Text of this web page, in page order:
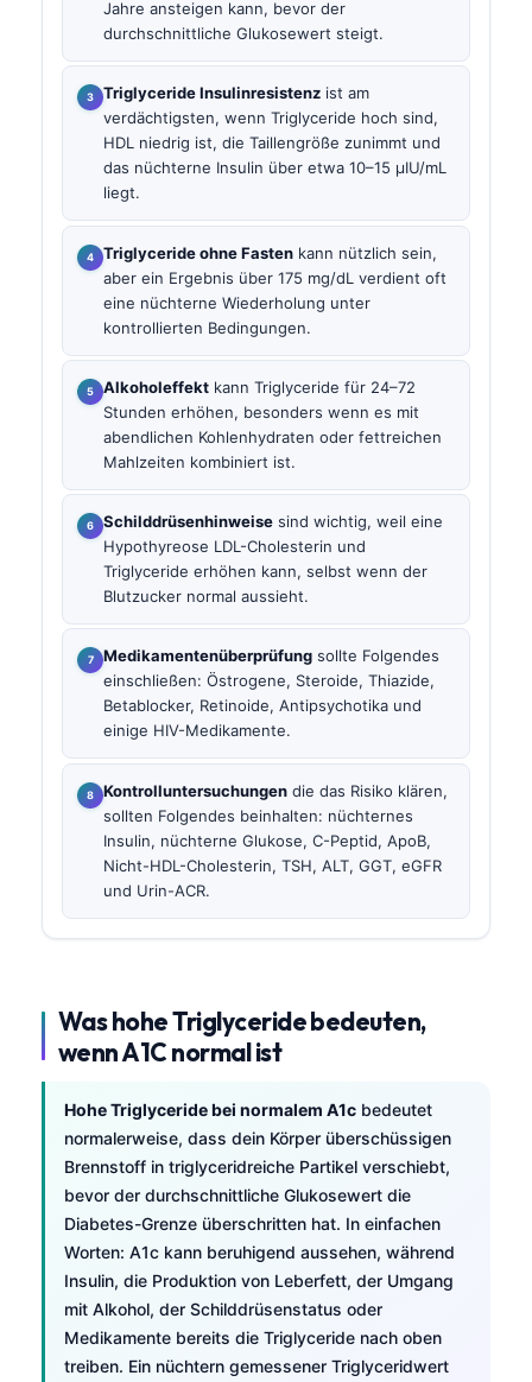
Jahre ansteigen kann, bevor der
durchschnittliche Glukosewert steigt.
Triglyceride Insulinresistenz ist am
verdächtigsten, wenn Triglyceride hoch sind,
HDL niedrig ist, die Taillengröße zunimmt und
das nüchterne Insulin über etwa 10–15 µIU/mL
liegt.
Triglyceride ohne Fasten kann nützlich sein,
aber ein Ergebnis über 175 mg/dL verdient oft
eine nüchterne Wiederholung unter
kontrollierten Bedingungen.
Alkoholeffekt kann Triglyceride für 24–72
Stunden erhöhen, besonders wenn es mit
abendlichen Kohlenhydraten oder fettreichen
Mahlzeiten kombiniert ist.
Schilddrüsenhinweise sind wichtig, weil eine
Hypothyreose LDL-Cholesterin und
Triglyceride erhöhen kann, selbst wenn der
Blutzucker normal aussieht.
Medikamentenüberprüfung sollte Folgendes
einschließen: Östrogene, Steroide, Thiazide,
Betablocker, Retinoide, Antipsychotika und
einige HIV-Medikamente.
Kontrolluntersuchungen die das Risiko klären,
sollten Folgendes beinhalten: nüchternes
Insulin, nüchterne Glukose, C-Peptid, ApoB,
Nicht-HDL-Cholesterin, TSH, ALT, GGT, eGFR
und Urin-ACR.
Was hohe Triglyceride bedeuten,
wenn A1C normal ist
Hohe Triglyceride bei normalem A1c bedeutet
normalerweise, dass dein Körper überschüssigen
Brennstoff in triglyceridreiche Partikel verschiebt,
bevor der durchschnittliche Glukosewert die
Diabetes-Grenze überschritten hat. In einfachen
Worten: A1c kann beruhigend aussehen, während
Insulin, die Produktion von Leberfett, der Umgang
mit Alkohol, der Schilddrüsenstatus oder
Medikamente bereits die Triglyceride nach oben
treiben. Ein nüchtern gemessener Triglyceridwert